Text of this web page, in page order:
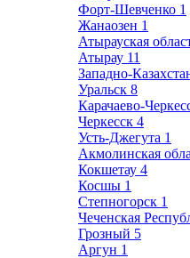
Форт-Шевченко 1
Жанаозен 1
Атырауская
Атырау 11
Западно-
Уральск 8
Карачаево-
Черкесск 4
Усть-Джегута 1
Акмолинская
Кокшетау 4
Косшы 1
Степногорск 1
Чеченская
Грозный 5
Аргун 1